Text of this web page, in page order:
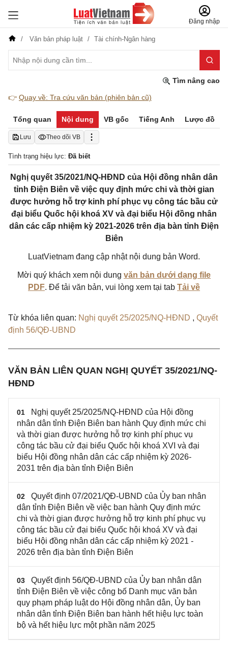
Đăng nhập
Văn bản pháp luật Tài chính-Ngân hàng
Tìm nâng cao
👉 Quay về: Tra cứu văn bản (phiên bản cũ)
Tổng quan Nội dung VB gốc Tiếng Anh Lược đồ
Lưu Theo dõi VB
Tình trạng hiệu lực: Đã biết
Nghị quyết 35/2021/NQ-HĐND của Hội đồng nhân dân
tỉnh Điện Biên về việc quy định mức chi và thời gian
được hưởng hỗ trợ kinh phí phục vụ công tác bầu cử
đại biểu Quốc hội khoá XV và đại biểu Hội đồng nhân
dân các cấp nhiệm kỳ 2021-2026 trên địa bàn tỉnh Điện
Biên
LuatVietnam đang cập nhật nội dung bản Word.
Mời quý khách xem nội dung văn bản dưới dạng file
PDF. Để tải văn bản, vui lòng xem tại tab Tải về
Từ khóa liên quan: Nghị quyết 25/2025/NQ-HĐND , Quyết
định 56/QĐ-UBND
VĂN BẢN LIÊN QUAN NGHỊ QUYẾT 35/2021/NQ-
HĐND
01
Nghị quyết 25/2025/NQ-HĐND của Hội đồng
nhân dân tỉnh Điện Biên ban hành Quy định mức chi
và thời gian được hưởng hỗ trợ kinh phí phục vụ
công tác bầu cử đại biểu Quốc hội khoá XVI và đại
biểu Hội đồng nhân dân các cấp nhiệm kỳ 2026-
2031 trên địa bàn tỉnh Điện Biên
02
Quyết định 07/2021/QĐ-UBND của Ủy ban nhân
dân tỉnh Điện Biên về việc ban hành Quy định mức
chi và thời gian được hưởng hỗ trợ kinh phí phục vụ
công tác bầu cử đại biểu Quốc hội khoá XV và đại
biểu Hội đồng nhân dân các cấp nhiệm kỳ 2021 -
2026 trên địa bàn tỉnh Điện Biên
03
Quyết định 56/QĐ-UBND của Ủy ban nhân dân
tỉnh Điện Biên về việc công bố Danh mục văn bản
quy phạm pháp luật do Hội đồng nhân dân, Ủy ban
nhân dân tỉnh Điện Biên ban hành hết hiệu lực toàn
bộ và hết hiệu lực một phần năm 2025